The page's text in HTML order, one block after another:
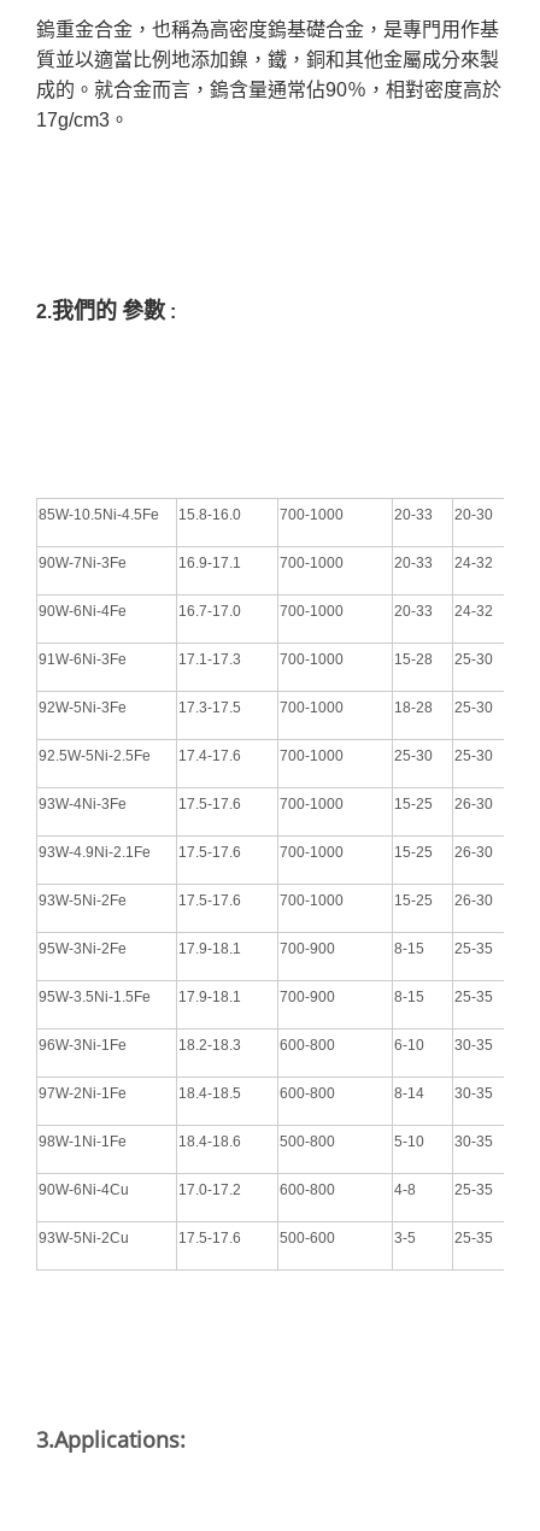
鎢重金合金，也稱為高密度鎢基礎合金，是專門用作基
質並以適當比例地添加鎳，鐵，銅和其他金屬成分來製
成的。就合金而言，鎢含量通常佔90％，相對密度高於
17g/cm3。
2.我們的 參數 :
85W-10.5Ni-4.5Fe 15.8-16.0 700-1000 20-33 20-30
90W-7Ni-3Fe 16.9-17.1 700-1000 20-33 24-32
90W-6Ni-4Fe 16.7-17.0 700-1000 20-33 24-32
91W-6Ni-3Fe 17.1-17.3 700-1000 15-28 25-30
92W-5Ni-3Fe 17.3-17.5 700-1000 18-28 25-30
92.5W-5Ni-2.5Fe 17.4-17.6 700-1000 25-30 25-30
93W-4Ni-3Fe 17.5-17.6 700-1000 15-25 26-30
93W-4.9Ni-2.1Fe 17.5-17.6 700-1000 15-25 26-30
93W-5Ni-2Fe 17.5-17.6 700-1000 15-25 26-30
95W-3Ni-2Fe 17.9-18.1 700-900 8-15 25-35
95W-3.5Ni-1.5Fe 17.9-18.1 700-900 8-15 25-35
96W-3Ni-1Fe 18.2-18.3 600-800 6-10 30-35
97W-2Ni-1Fe 18.4-18.5 600-800 8-14 30-35
98W-1Ni-1Fe 18.4-18.6 500-800 5-10 30-35
90W-6Ni-4Cu 17.0-17.2 600-800 4-8 25-35
93W-5Ni-2Cu 17.5-17.6 500-600 3-5 25-35
3.Applications: